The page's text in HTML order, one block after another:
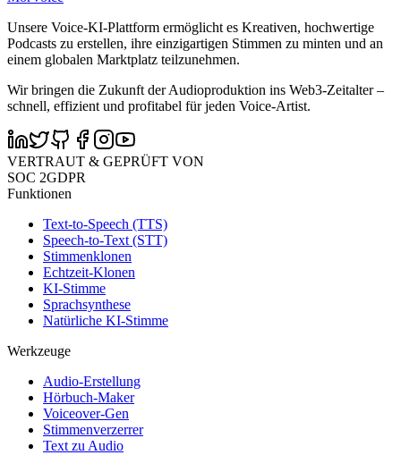
Unsere Voice-KI-Plattform ermöglicht es Kreativen, hochwertige
Podcasts zu erstellen, ihre einzigartigen Stimmen zu minten und an
einem globalen Marktplatz teilzunehmen.
Wir bringen die Zukunft der Audioproduktion ins Web3-Zeitalter –
schnell, effizient und profitabel für jeden Voice-Artist.
VERTRAUT & GEPRÜFT VON
SOC 2GDPR
Funktionen
Text-to-Speech (TTS)
Speech-to-Text (STT)
Stimmenklonen
Echtzeit-Klonen
KI-Stimme
Sprachsynthese
Natürliche KI-Stimme
Werkzeuge
Audio-Erstellung
Hörbuch-Maker
Voiceover-Gen
Stimmenverzerrer
Text zu Audio